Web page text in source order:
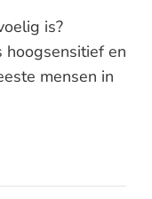
is?
hoogsensitief en
mensen in